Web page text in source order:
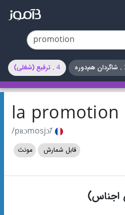
4 . ترفیع (شغلی)
la promotion
/pʀɔmosjɔ̃/
قابل شمارش مونث
اجناس)